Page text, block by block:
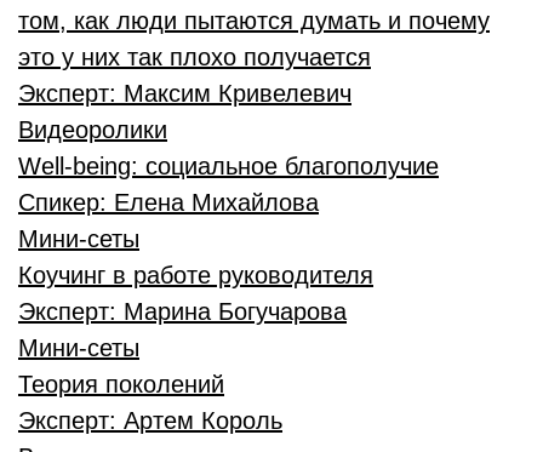
том, как люди пытаются думать и почему
это у них так плохо получается
Эксперт: Максим Кривелевич
Видеоролики
Well-being: социальное благополучие
Спикер: Елена Михайлова
Мини-сеты
Коучинг в работе руководителя
Эксперт: Марина Богучарова
Мини-сеты
Теория поколений
Эксперт: Артем Король